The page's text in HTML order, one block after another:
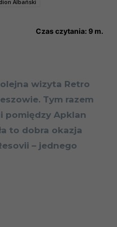
Albański
Czas czytania: 9 m.
wizyta Retro
Tym razem
pomiędzy Apklan
to dobra okazja
– jednego